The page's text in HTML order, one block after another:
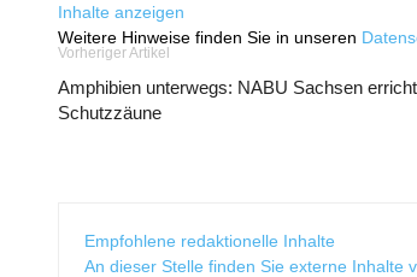
Inhalte anzeigen
Weitere Hinweise finden Sie in unseren
Vorheriger Artikel
Amphibien unterwegs: NABU Sachsen
Schutzzäune
Empfohlene redaktionelle Inhalte
An dieser Stelle finden Sie externe Inhalte